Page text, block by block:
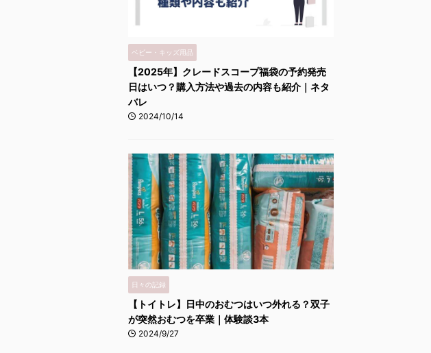
ベビー・キッズ用品
【2025年】クレードスコープ福袋の予約発売
日はいつ？購入方法や過去の内容も紹介｜ネタ
バレ
2024/10/14
日々の記録
【トイトレ】日中のおむつはいつ外れる？双子
が突然おむつを卒業｜体験談3本
2024/9/27